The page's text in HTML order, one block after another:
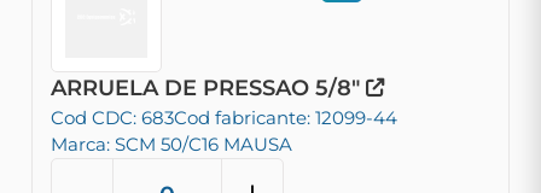
ARRUELA DE PRESSAO 5/8"
Cod CDC: 683Cod fabricante: 12099-44
Marca: SCM 50/C16 MAUSA